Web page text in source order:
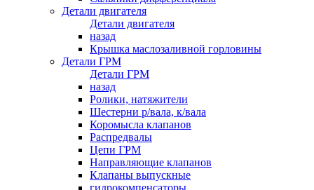
Детали двигателя
Детали двигателя
назад
Крышка маслозаливной горловины
Детали ГРМ
Детали ГРМ
назад
Ролики, натяжители
Шестерни р/вала, к/вала
Коромысла клапанов
Распредвалы
Цепи ГРМ
Направляющие клапанов
Клапаны выпускные
гидрокомпенсаторы